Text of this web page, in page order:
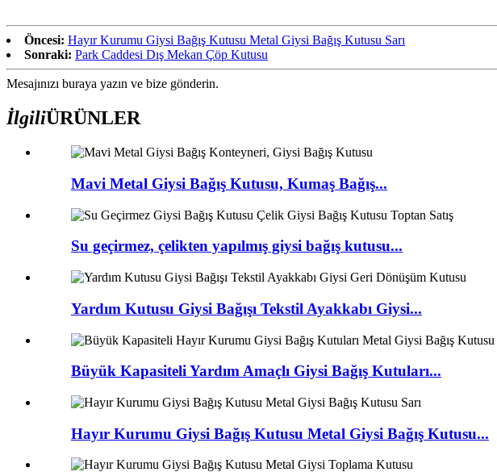
Öncesi: Hayır Kurumu Giysi Bağış Kutusu Metal Giysi Bağış Kutusu Sarı
Sonraki: Park Caddesi Dış Mekan Çöp Kutusu
Mesajınızı buraya yazın ve bize gönderin.
İlgiliÜRÜNLER
Mavi Metal Giysi Bağış Kutusu, Kumaş Bağış...
Su geçirmez, çelikten yapılmış giysi bağış kutusu...
Yardım Kutusu Giysi Bağışı Tekstil Ayakkabı Giysi...
Büyük Kapasiteli Yardım Amaçlı Giysi Bağış Kutuları...
Hayır Kurumu Giysi Bağış Kutusu Metal Giysi Bağış Kutusu...